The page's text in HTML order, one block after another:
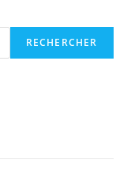
RECHERCHER